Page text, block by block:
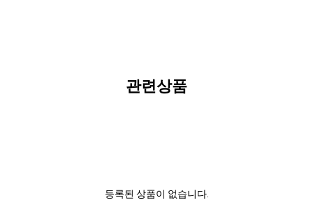
관련상품
등록된 상품이 없습니다.